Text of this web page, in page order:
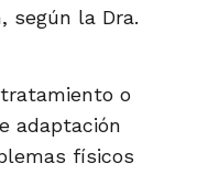
según la Dra.
o
adaptación
físicos